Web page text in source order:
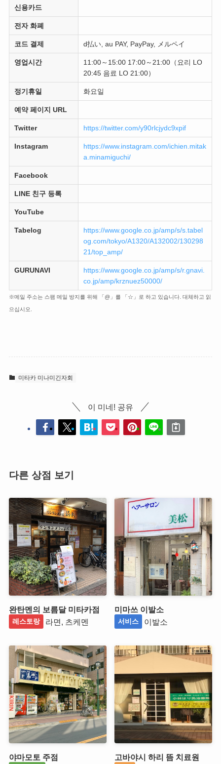
신용카드
전자 화폐
코드 결제 d払い, au PAY, PayPay, メルペイ
영업시간
11:00～15:00 17:00～21:00（요리 LO
20:45 음료 LO 21:00）
정기휴일 화요일
예약 페이지 URL
Twitter https://twitter.com/y90rlcjydc9xpif
Instagram
https://www.instagram.com/ichien.mitak
a.minamiguchi/
Facebook
LINE 친구 등록
YouTube
Tabelog
https://www.google.co.jp/amp/s/s.tabel
og.com/tokyo/A1320/A132002/130298
21/top_amp/
GURUNAVI
https://www.google.co.jp/amp/s/r.gnavi.
co.jp/amp/krznuez50000/
※메일 주소는 스팸 메일 방지를 위해 「@」를 「☆」로 하고 있습니다. 대체하고 읽
으십시오.
미타카 미나미긴자회
이 미네! 공유
다른 상점 보기
완탄멘의 보름달 미타카점
레스토랑 라면, 츠케멘
미마쓰 이발소
서비스 이발소
야마모토 주점 고바야시 하리 뜸 치료원